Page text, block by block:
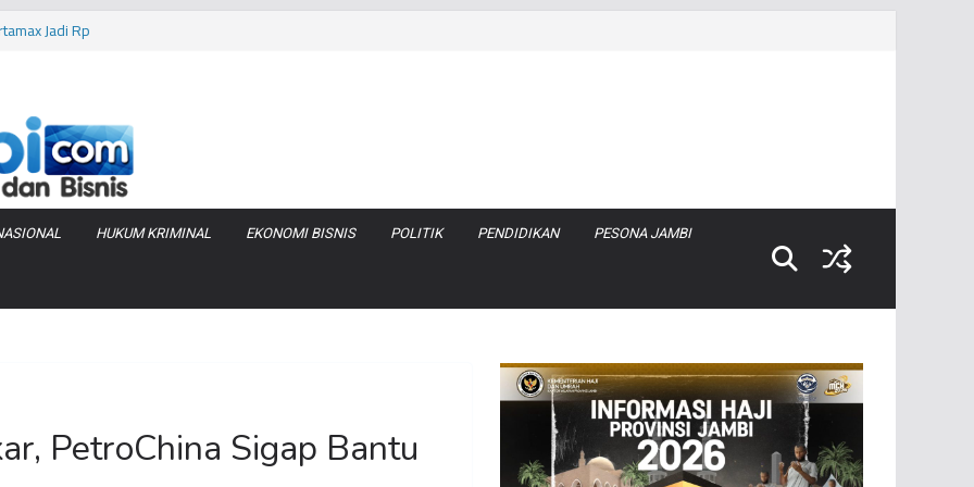
di KCBN
Zenix di
Terlibat
HUKUM KRIMINAL EKONOMI BISNIS POLITIK PENDIDIKAN PESONA JAMBI
PetroChina Sigap Bantu